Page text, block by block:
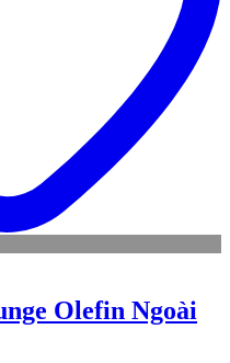
Olefin Ngoài